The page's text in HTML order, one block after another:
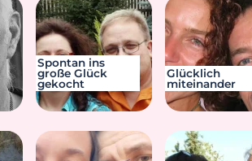
Spontan ins
große Glück
gekocht
Glücklich
miteinander